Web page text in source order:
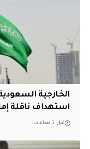
‏الخارجية
استهداف ناقلة
قبل 3 ساعات